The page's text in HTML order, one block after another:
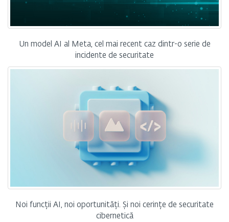
Un model AI al Meta, cel mai recent caz dintr-o serie de
incidente de securitate
Noi funcții AI, noi oportunități. Și noi cerințe de securitate
cibernetică